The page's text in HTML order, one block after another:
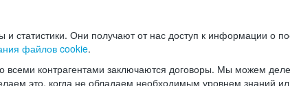
статистики. Они получают от нас доступ к информации о
файлов cookie.
всеми контрагентами заключаются договоры. Мы можем
это, когда не обладаем необходимым уровнем знаний